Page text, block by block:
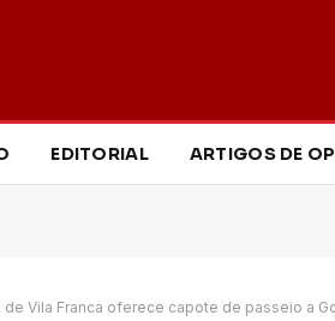
EDITORIAL ARTIGOS DE
de Vila Franca oferece capote de passeio a